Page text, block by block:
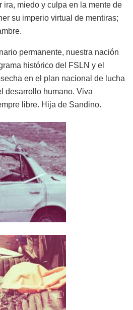
ira, miedo y culpa en la mente de
su imperio virtual de mentiras;
permanente, nuestra nación
histórico del FSLN y el
en el plan nacional de lucha
desarrollo humano. Viva
libre. Hija de Sandino.